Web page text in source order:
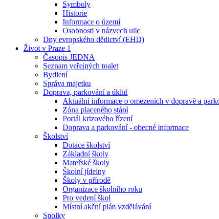
Symboly
Historie
Informace o území
Osobnosti v názvech ulic
Dny evropského dědictví (EHD)
Život v Praze 1
Časopis JEDNA
Seznam veřejných toalet
Bydlení
Správa majetku
Doprava, parkování a úklid
Aktuální informace o omezeních v dopravě a
Zóna placeného stání
Portál krizového řízení
Doprava a parkování - obecné informace
Školství
Dotace školství
Základní školy
Mateřské školy
Školní jídelny
Školy v přírodě
Organizace školního roku
Pro vedení škol
Místní akční plán vzdělávání
Spolky